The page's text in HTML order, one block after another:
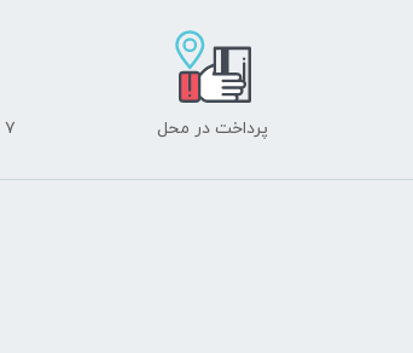
پرداخت در محل ۷ روز ضمانت بازگشت